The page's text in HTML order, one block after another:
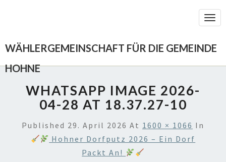
WÄHLERGEMEINSCHAFT FÜR DIE GEMEINDE
HOHNE
WHATSAPP IMAGE 2026-
04-28 AT 18.37.27-10
Published 29. April 2026 At 1600 × 1066 In
Hohner Dorfputz 2026 – Ein Dorf
Packt An!